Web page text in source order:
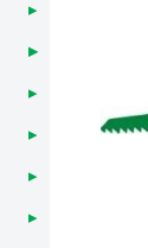
▸
▸
▸
▸
▸
▸